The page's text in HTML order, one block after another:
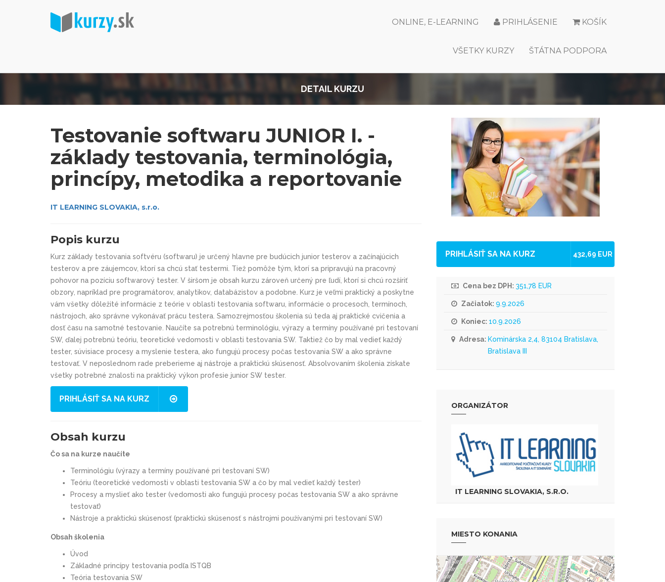
KOŠÍK
PRIHLÁSENIE
ONLINE, E-LEARNING
ŠTÁTNA PODPORA
VŠETKY KURZY
DETAIL KURZU
Testovanie softwaru JUNIOR I. -
základy testovania, terminológia,
princípy, metodika a reportovanie
IT LEARNING SLOVAKIA, s.r.o.
Popis kurzu
Kurz základy testovania softvéru (softwaru) je určený hlavne pre budúcich junior testerov a začínajúcich
testerov a pre záujemcov, ktorí sa chcú stať testermi. Tiež pomôže tým, ktorí sa pripravujú na pracovný
pohovor na pozíciu softwarový tester. V širšom je obsah kurzu zároveň určený pre ľudí, ktorí si chcú rozšíriť
obzory, napríklad pre programátorov, analytikov, databázistov a podobne. Kurz je veľmi praktický a poskytne
vám všetky dôležité informácie z teórie v oblasti testovania softwaru, informácie o procesoch, termínoch,
nástrojoch, ako správne vykonávať prácu testera. Samozrejmosťou školenia sú teda aj praktické cvičenia a
dosť času na samotné testovanie. Naučíte sa potrebnú terminológiu, výrazy a termíny používané pri testovaní
SW, ďalej potrebnú teóriu, teoretické vedomosti v oblasti testovania SW. Taktiež čo by mal vedieť každý
tester, súvisiace procesy a myslenie testera, ako fungujú procesy počas testovania SW a ako správne
testovať. V neposlednom rade preberieme aj nástroje a praktickú skúsenosť. Absolvovaním školenia získate
všetky potrebné znalosti na praktický výkon profesie junior SW tester.
PRIHLÁSIŤ SA NA KURZ
Obsah kurzu
Čo sa na kurze naučíte
Terminológiu (výrazy a termíny používané pri testovaní SW)
Teóriu (teoretické vedomosti v oblasti testovania SW a čo by mal vedieť každý tester)
Procesy a myslieť ako tester (vedomosti ako fungujú procesy počas testovania SW a ako správne
testovať)
Nástroje a praktickú skúsenosť (praktickú skúsenosť s nástrojmi používanými pri testovaní SW)
Obsah školenia
Úvod
Základné princípy testovania podľa ISTQB
Teória testovania SW
PRIHLÁSIŤ SA NA KURZ 432,69 EUR
Cena bez DPH: 351,78 EUR
Začiatok: 9.9.2026
Koniec: 10.9.2026
Adresa: Kominárska 2,4, 83104 Bratislava,
Bratislava III
ORGANIZÁTOR
IT LEARNING SLOVAKIA, S.R.O.
MIESTO KONANIA